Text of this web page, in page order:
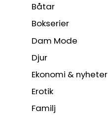
Båtar
Bokserier
Dam Mode
Djur
Ekonomi & nyheter
Erotik
Familj